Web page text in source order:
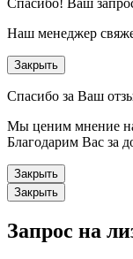
Наш менеджер
Закрыть
Спасибо за Ваш
Мы ценим мнение
Благодарим Вас за
Закрыть
Закрыть
Запрос на